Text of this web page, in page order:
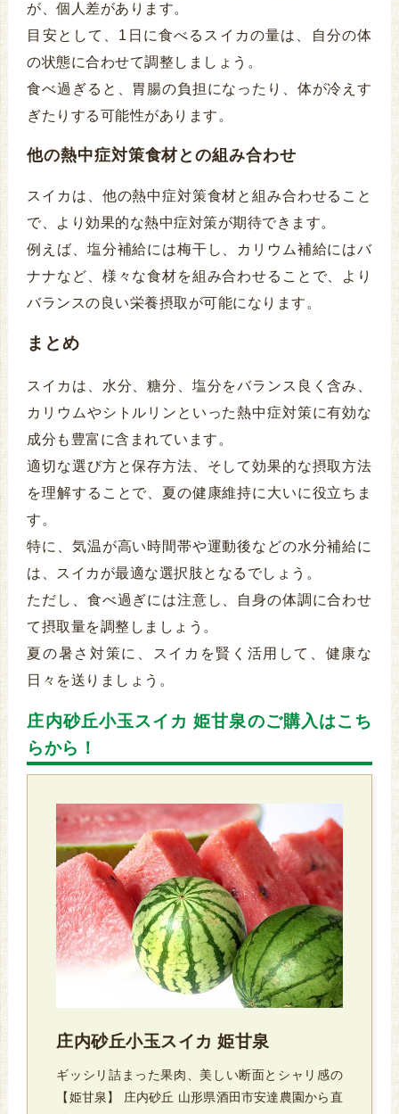
が、個人差があります。
目安として、1日に食べるスイカの量は、自分の体
の状態に合わせて調整しましょう。
食べ過ぎると、胃腸の負担になったり、体が冷えす
ぎたりする可能性があります。
他の熱中症対策食材との組み合わせ
スイカは、他の熱中症対策食材と組み合わせること
で、より効果的な熱中症対策が期待できます。
例えば、塩分補給には梅干し、カリウム補給にはバ
ナナなど、様々な食材を組み合わせることで、より
バランスの良い栄養摂取が可能になります。
まとめ
スイカは、水分、糖分、塩分をバランス良く含み、
カリウムやシトルリンといった熱中症対策に有効な
成分も豊富に含まれています。
適切な選び方と保存方法、そして効果的な摂取方法
を理解することで、夏の健康維持に大いに役立ちま
す。
特に、気温が高い時間帯や運動後などの水分補給に
は、スイカが最適な選択肢となるでしょう。
ただし、食べ過ぎには注意し、自身の体調に合わせ
て摂取量を調整しましょう。
夏の暑さ対策に、スイカを賢く活用して、健康な
日々を送りましょう。
庄内砂丘小玉スイカ 姫甘泉のご購入はこち
らから！
庄内砂丘小玉スイカ 姫甘泉
ギッシリ詰まった果肉、美しい断面とシャリ感の
【姫甘泉】 庄内砂丘 山形県酒田市安達農園から直